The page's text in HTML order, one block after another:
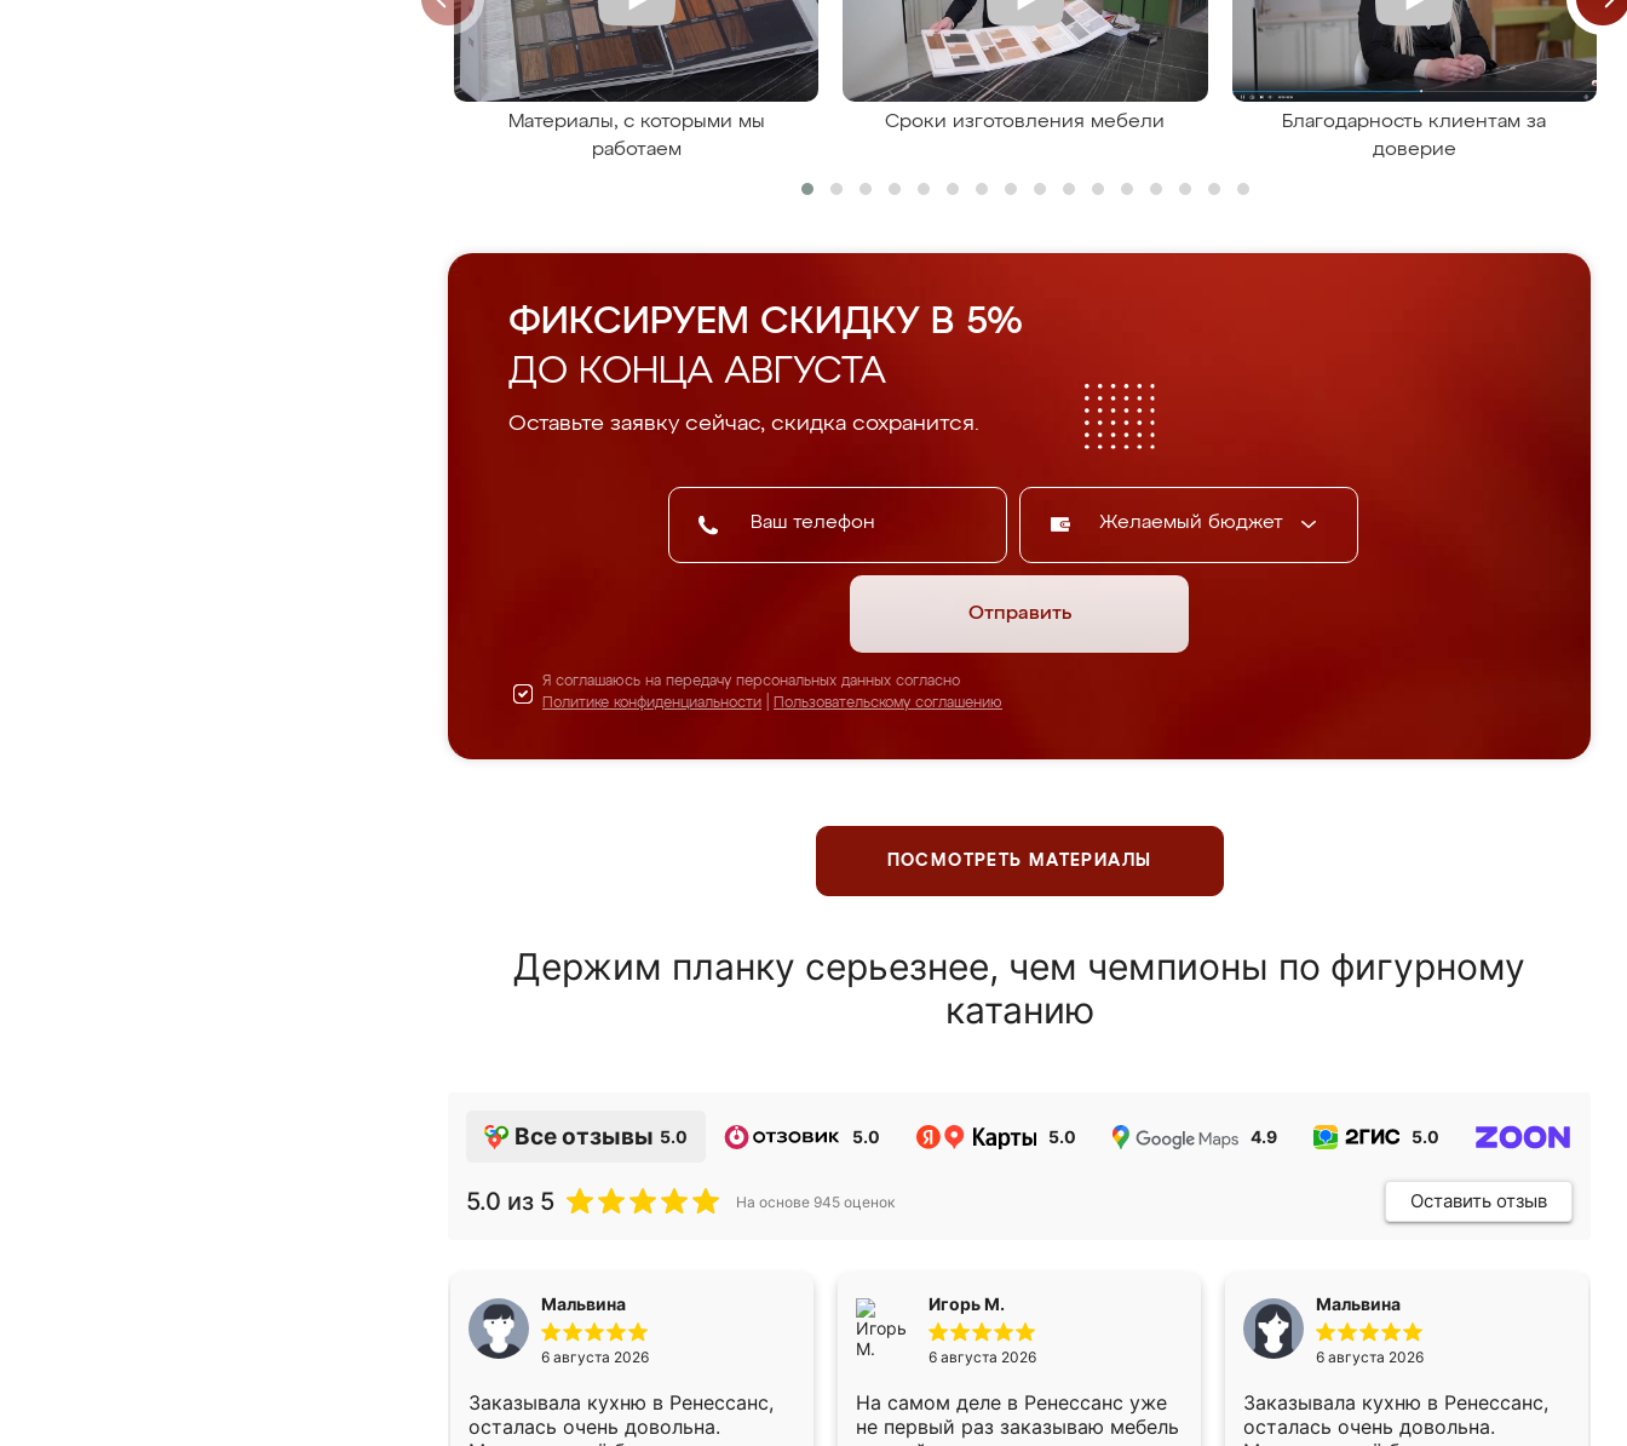
Материалы, с которыми мы
работаем
Сроки изготовления мебели
Благодарность клиентам за
доверие
ФИКСИРУЕМ СКИДКУ В 5%
ДО КОНЦА АВГУСТА
Оставьте заявку сейчас, скидка сохранится.
Желаемый бюджет
Отправить
Я соглашаюсь на передачу персональных данных согласно
Политике конфиденциальности
Пользовательскому соглашению
ПОСМОТРЕТЬ МАТЕРИАЛЫ
Держим планку серьезнее, чем чемпионы по фигурному
катанию
Все отзывы 5.0 5.0 5.0 4.9 5.0
5.0 из 5 На основе 945 оценок Оставить отзыв
Мальвина
6 августа 2026
Заказывала кухню в Ренессанс,
осталась очень довольна.
Игорь М.
6 августа 2026
На самом деле в Ренессанс уже
не первый раз заказываю мебель
Мальвина
6 августа 2026
Заказывала кухню в Ренессанс,
осталась очень довольна.